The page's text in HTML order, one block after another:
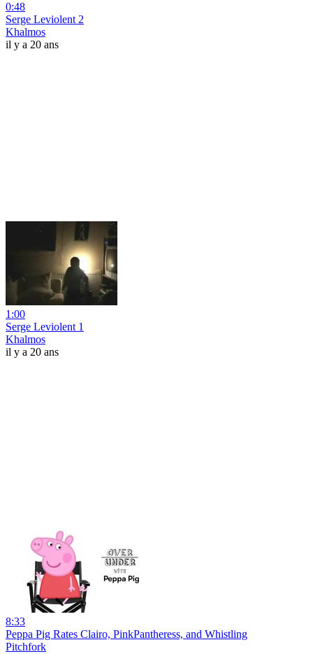
0:48
Serge Leviolent 2
Khalmos
il y a 20 ans
1:00
Serge Leviolent 1
Khalmos
il y a 20 ans
8:33
Peppa Pig Rates Clairo, PinkPantheress, and Whistling
Pitchfork